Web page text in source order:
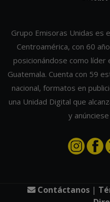
Grupo Emisoras Unidas es
Centroamérica, con 60
posicionándose como líder
Guatemala. Cuenta con 59
nacional, formatos en
una Unidad Digital que
y
Contáctanos|